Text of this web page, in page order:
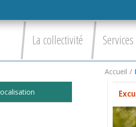
La collectivité
Accueil /